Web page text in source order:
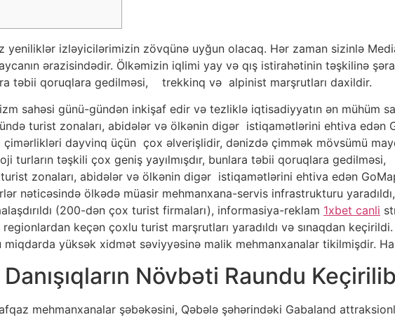
yeniliklər izləyicilərimizin zövqünə uyğun olacaq. Hər zaman sizinlə
ərazisindədir. Ölkəmizin iqlimi yay və qış istirahətinin təşkilinə
təbii qoruqlara gedilməsi, trekkinq və alpinist marşrutları daxildir.
sahəsi günü-gündən inkişaf edir və tezliklə iqtisadiyyatın ən mühüm
turist zonaları, abidələr və ölkənin digər istiqamətlərini ehtiva edən
çimərlikləri dayvinq üçün çox əlverişlidir, dənizdə çimmək mövsümü
turların təşkili çox geniş yayılmışdır, bunlara təbii qoruqlara
zonaları, abidələr və ölkənin digər istiqamətlərini ehtiva edən
nəticəsində ölkədə müasir mehmanxana-servis infrastrukturu
(200-dən çox turist firmaları), informasiya-reklam 1xbet canli
keçən çoxlu turist marşrutları yaradıldı və sınaqdan
yüksək xidmət səviyyəsinə malik mehmanxanalar tikilmişdir.
Növbəti Raundu Keçirilib
mehmanxanalar şəbəkəsini, Qəbələ şəhərindəki Gabaland